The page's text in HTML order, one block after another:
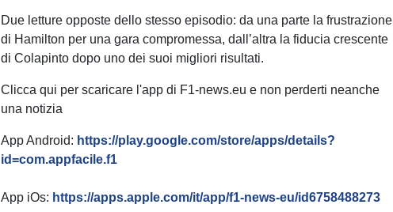
Due letture opposte dello stesso episodio: da una parte la frustrazione
di Hamilton per una gara compromessa, dall’altra la fiducia crescente
di Colapinto dopo uno dei suoi migliori risultati.
Clicca qui per scaricare l'app di F1-news.eu e non perderti neanche
una notizia
App Android: https://play.google.com/store/apps/details?
id=com.appfacile.f1
App iOs: https://apps.apple.com/it/app/f1-news-eu/id6758488273